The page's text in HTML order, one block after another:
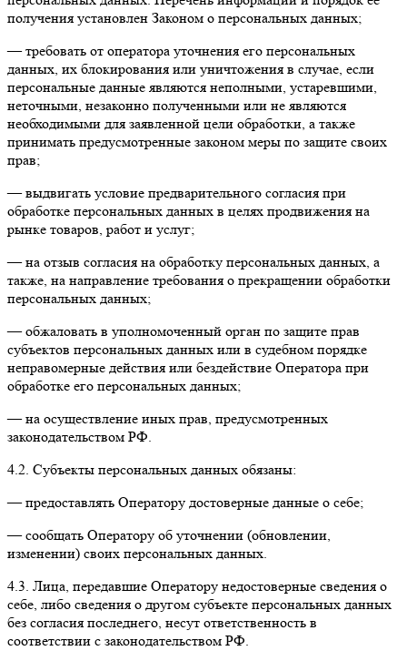
получения установлен Законом о персональных данных;
— требовать от оператора уточнения его персональных
данных, их блокирования или уничтожения в случае, если
персональные данные являются неполными, устаревшими,
неточными, незаконно полученными или не являются
необходимыми для заявленной цели обработки, а также
принимать предусмотренные законом меры по защите своих
прав;
— выдвигать условие предварительного согласия при
обработке персональных данных в целях продвижения на
рынке товаров, работ и услуг;
— на отзыв согласия на обработку персональных данных, а
также, на направление требования о прекращении обработки
персональных данных;
— обжаловать в уполномоченный орган по защите прав
субъектов персональных данных или в судебном порядке
неправомерные действия или бездействие Оператора при
обработке его персональных данных;
— на осуществление иных прав, предусмотренных
законодательством РФ.
4.2. Субъекты персональных данных обязаны:
— предоставлять Оператору достоверные данные о себе;
— сообщать Оператору об уточнении (обновлении,
изменении) своих персональных данных.
4.3. Лица, передавшие Оператору недостоверные сведения о
себе, либо сведения о другом субъекте персональных данных
без согласия последнего, несут ответственность в
соответствии с законодательством РФ.